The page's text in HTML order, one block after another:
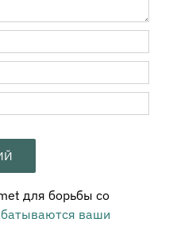
для борьбы со
ваши